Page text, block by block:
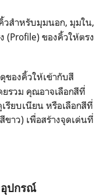
วสำหรับมุมนอก, มุมใน,
(Profile) ของคิ้วให้ตรง
ของคิ้วให้เข้ากับสี
ยรวม คุณอาจเลือกสีที่
รียบเนียน หรือเลือกสีที่
ขาว) เพื่อสร้างจุดเด่นที่
อุปกรณ์